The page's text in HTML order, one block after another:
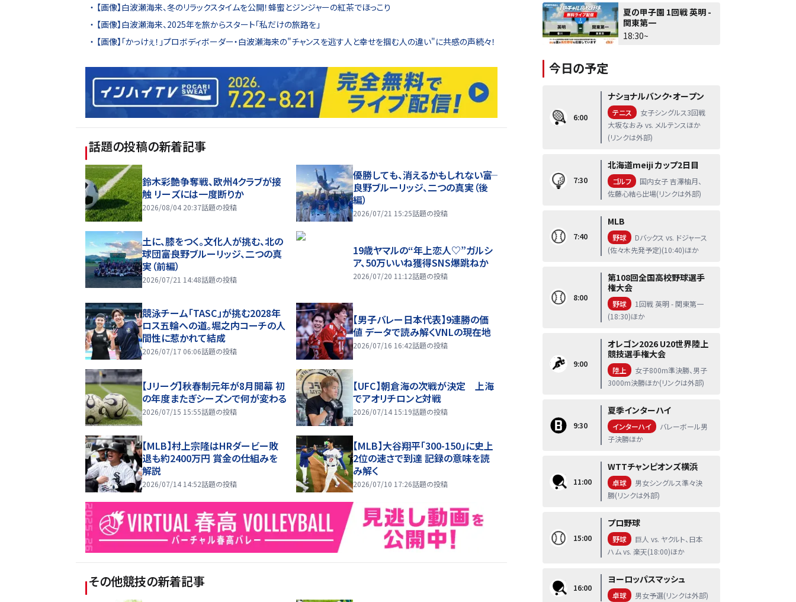
【画像】白波瀬海来、冬のリラックスタイムを公開！蜂蜜とジンジャーの紅茶でほっこり
【画像】白波瀬海来、2025年を旅からスタート「私だけの旅路を」
【画像】「かっけぇ！」プロボディボーダー・白波瀬海来の"チャンスを逃す人と幸せを掴む人の違い"に共感の声続々！
話題の投稿の新着記事
鈴木彩艶争奪戦、欧州4クラブが接
触 リーズには一度断りか
2026/08/04 20:37話題の投稿
優勝しても、消えるかもしれない――富
良野ブルーリッジ、二つの真実（後
編）
2026/07/21 15:25話題の投稿
土に、膝をつく。文化人が挑む、北の
球団――富良野ブルーリッジ、二つの真
実（前編）
2026/07/21 14:48話題の投稿
19歳ヤマルの“年上恋人♡”ガルシ
ア、50万いいね獲得SNS爆跳ねか
2026/07/20 11:12話題の投稿
競泳チーム「TASC」が挑む2028年
ロス五輪への道。堀之内コーチの人
間性に惹かれて結成
2026/07/17 06:06話題の投稿
【男子バレー日本代表】9連勝の価
値 データで読み解くVNLの現在地
2026/07/16 16:42話題の投稿
【Jリーグ】秋春制元年が8月開幕 初
の年度またぎシーズンで何が変わる
2026/07/15 15:55話題の投稿
【UFC】朝倉海の次戦が決定 上海
でアオリチロンと対戦
2026/07/14 15:19話題の投稿
【MLB】村上宗隆はHRダービー敗
退も約2400万円 賞金の仕組みを
解説
2026/07/14 14:52話題の投稿
【MLB】大谷翔平「300-150」に史上
2位の速さで到達 記録の意味を読
み解く
2026/07/10 17:26話題の投稿
その他競技の新着記事
夏の甲子園 1回戦 英明 -
関東第一
18:30~
今日の予定
6:00
ナショナルバンク・オープン
テニス
女子シングルス3回戦
大坂なおみ vs. メルテンスほか
(リンクは外部)
7:30
北海道meiji カップ2日目
ゴルフ
国内女子 吉澤柚月、
佐藤心結ら出場(リンクは外部)
7:40
MLB
野球
Dバックス vs. ドジャース
(佐々木先発予定)(10:40)ほか
8:00
第108回全国高校野球選手
権大会
野球
1回戦 英明 - 関東第一
(18:30)ほか
9:00
オレゴン2026 U20世界陸上
競技選手権大会
陸上
女子800m準決勝、男子
3000m決勝ほか(リンクは外部)
9:30
夏季インターハイ
インターハイ
バレーボール男
子決勝ほか
11:00
WTTチャンピオンズ横浜
卓球
男女シングルス準々決
勝(リンクは外部)
15:00
プロ野球
野球
巨人 vs. ヤクルト、日本
ハム vs. 楽天(18:00)ほか
16:00
ヨーロッパスマッシュ
卓球 男女予選(リンクは外部)